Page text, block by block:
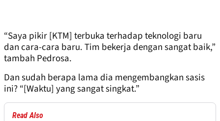
“Saya pikir [KTM] terbuka terhadap teknologi baru
dan cara-cara baru. Tim bekerja dengan sangat baik,”
tambah Pedrosa.
Dan sudah berapa lama dia mengembangkan sasis
ini? “[Waktu] yang sangat singkat.”
Read Also